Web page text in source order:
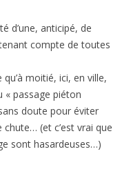
d’une, anticipé, de
compte de toutes
moitié, ici, en ville,
« passage piéton
doute pour éviter
chute… (et c’est vrai que
sont hasardeuses…)